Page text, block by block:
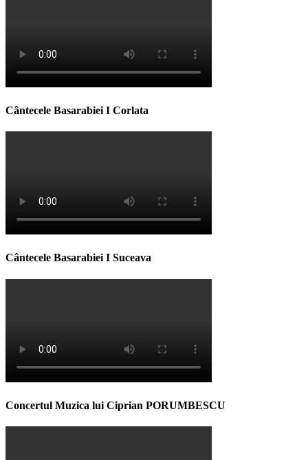
Cântecele Basarabiei I Corlata
Cântecele Basarabiei I Suceava
Concertul Muzica lui Ciprian PORUMBESCU